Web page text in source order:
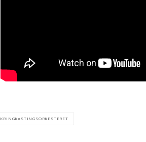
KRINGKASTINGSORKESTERET